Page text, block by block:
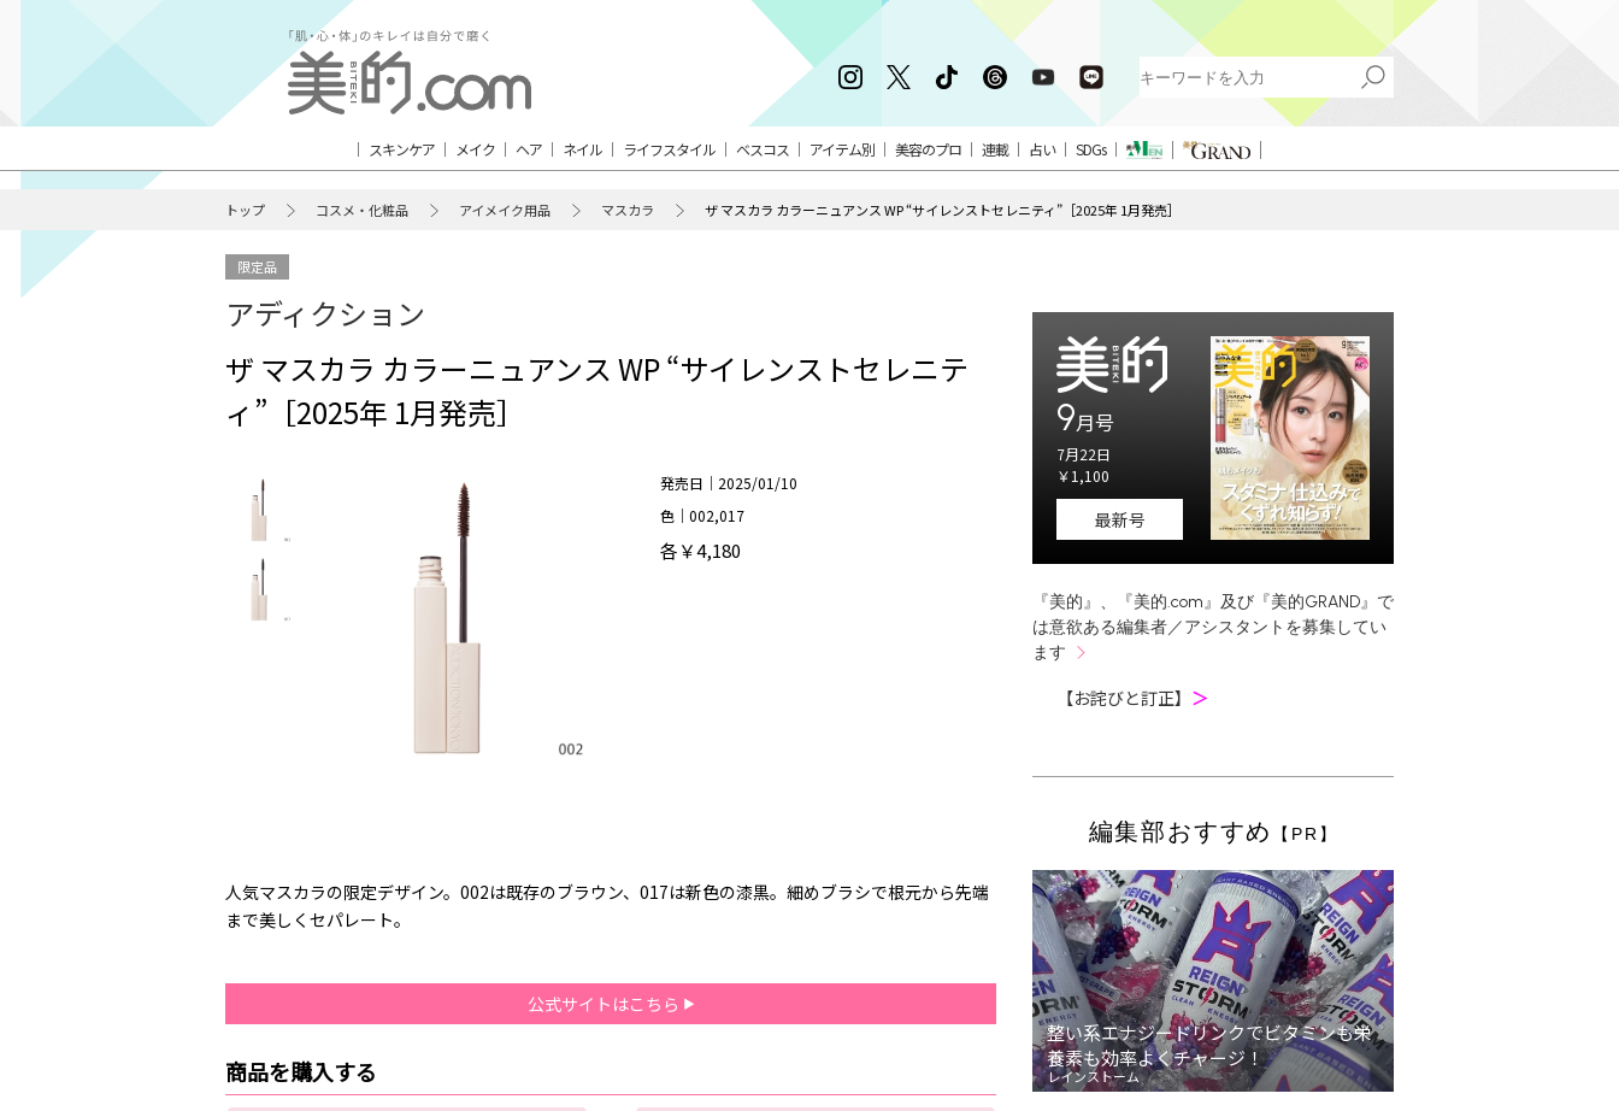
スキンケア メイク ヘア ネイル ライフスタイル ベスコス アイテム別 美容のプロ 連載 占い SDGs
トップ コスメ・化粧品 アイメイク用品 マスカラ ザ マスカラ カラーニュアンス WP “サイレンストセレニティ”［2025年 1月発売］
限定品
アディクション
ザ マスカラ カラーニュアンス WP “サイレンストセレニテ
ィ”［2025年 1月発売］
発売日｜2025/01/10
色｜002,017
各￥4,180
人気マスカラの限定デザイン。002は既存のブラウン、017は新色の漆黒。細めブラシで根元から先端
まで美しくセパレート。
公式サイトはこちら
商品を購入する
9月号
7月22日
￥1,100
最新号
『美的』、『美的.com』及び『美的GRAND』で
は意欲ある編集者／アシスタントを募集してい
ます
【お詫びと訂正】 ＞
編集部おすすめ 【PR】
整い系エナジードリンクでビタミンも栄
養素も効率よくチャージ！
レインストーム